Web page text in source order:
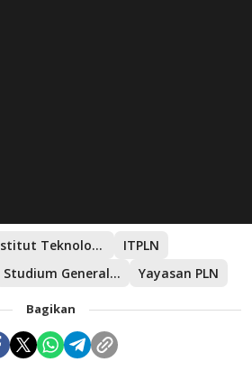
Institut Teknologi PLN
ITPLN
Studium Generale Wisuda ITPLN ke-47 Yayasan PLN
Bagikan